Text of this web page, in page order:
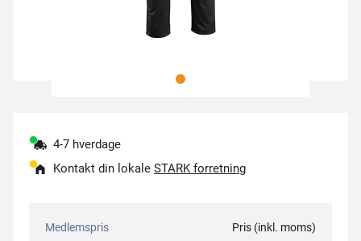
4-7 hverdage
Kontakt din lokale STARK forretning
Medlemspris Pris (inkl. moms)